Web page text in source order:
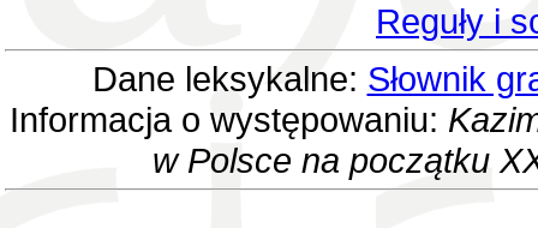
Reguły i
Dane leksykalne: Słownik
Informacja o występowaniu:
w Polsce na początku